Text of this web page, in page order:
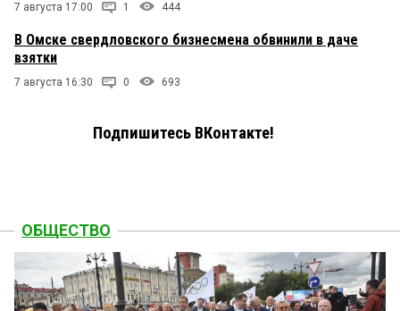
7 августа 17:00 1 444
В Омске свердловского бизнесмена обвинили в даче
взятки
7 августа 16:30 0 693
Подпишитесь ВКонтакте!
ОБЩЕСТВО